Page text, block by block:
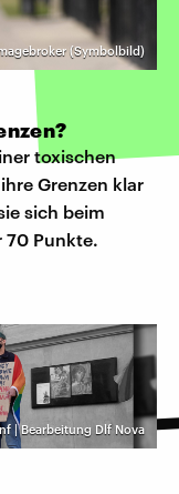
(Symbolbild)
toxischen
Grenzen klar
sich beim
70 Punkte.
| Bearbeitung Dlf Nova